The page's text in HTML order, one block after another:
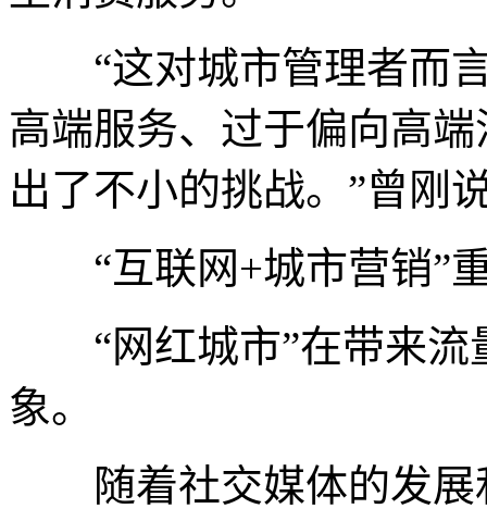
“这对城市管理者而言
高端服务、过于偏向高
出了不小的挑战。”曾刚
“互联网+城市营销”
“网红城市”在带来流
象。
随着社交媒体的发展